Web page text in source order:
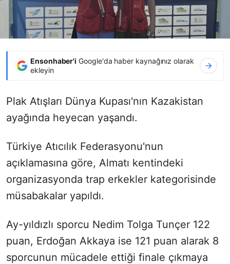
Ensonhaber'i Google'da haber kaynağınız olarak
ekleyin
Plak Atışları Dünya Kupası'nın Kazakistan
ayağında heyecan yaşandı.
Türkiye Atıcılık Federasyonu'nun
açıklamasına göre, Almatı kentindeki
organizasyonda trap erkekler kategorisinde
müsabakalar yapıldı.
Ay-yıldızlı sporcu Nedim Tolga Tunçer 122
puan, Erdoğan Akkaya ise 121 puan alarak 8
sporcunun mücadele ettiği finale çıkmaya